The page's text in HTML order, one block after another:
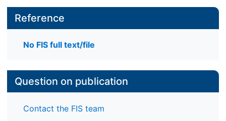
Reference
No FIS full text/file
Question on publication
Contact the FIS team